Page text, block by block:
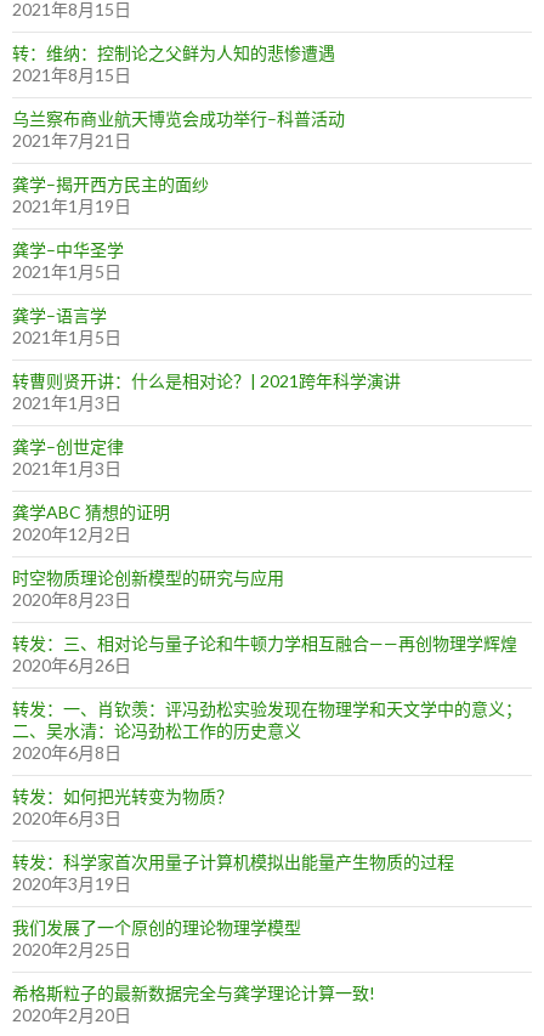
2021年8月15日
转：维纳：控制论之父鲜为人知的悲惨遭遇
2021年8月15日
乌兰察布商业航天博览会成功举行–科普活动
2021年7月21日
龚学–揭开西方民主的面纱
2021年1月19日
龚学–中华圣学
2021年1月5日
龚学–语言学
2021年1月5日
转曹则贤开讲：什么是相对论？| 2021跨年科学演讲
2021年1月3日
龚学–创世定律
2021年1月3日
龚学ABC 猜想的证明
2020年12月2日
时空物质理论创新模型的研究与应用
2020年8月23日
转发：三、相对论与量子论和牛顿力学相互融合——再创物理学辉煌
2020年6月26日
转发：一、肖钦羡：评冯劲松实验发现在物理学和天文学中的意义；
二、吴水清：论冯劲松工作的历史意义
2020年6月8日
转发：如何把光转变为物质？
2020年6月3日
转发：科学家首次用量子计算机模拟出能量产生物质的过程
2020年3月19日
我们发展了一个原创的理论物理学模型
2020年2月25日
希格斯粒子的最新数据完全与龚学理论计算一致!
2020年2月20日